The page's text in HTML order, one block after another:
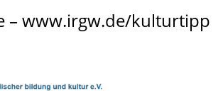
– www.irgw.de/kulturtipp